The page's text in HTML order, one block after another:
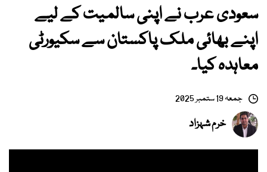
سعودی عرب نے اپنی سالمیت کے لیے
اپنے بھائی ملک پاکستان سے سکیورٹی
معاہدہ کیا۔
جمعہ 19 ستمبر 2025
خرم شہزاد